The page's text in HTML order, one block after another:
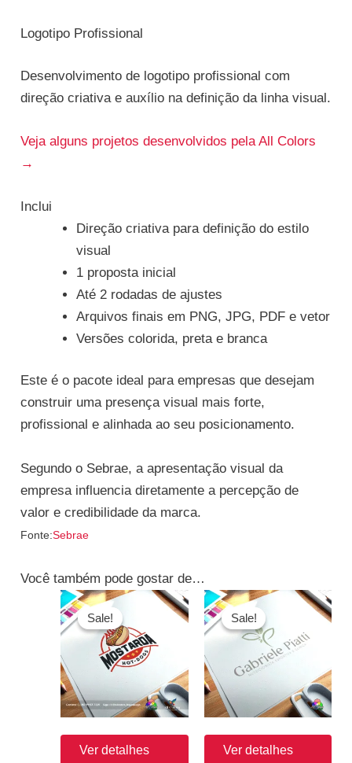
Logotipo Profissional
Desenvolvimento de logotipo profissional com
direção criativa e auxílio na definição da linha visual.
Veja alguns projetos desenvolvidos pela All Colors
→
Inclui
Direção criativa para definição do estilo
visual
1 proposta inicial
Até 2 rodadas de ajustes
Arquivos finais em PNG, JPG, PDF e vetor
Versões colorida, preta e branca
Este é o pacote ideal para empresas que desejam
construir uma presença visual mais forte,
profissional e alinhada ao seu posicionamento.
Segundo o Sebrae, a apresentação visual da
empresa influencia diretamente a percepção de
valor e credibilidade da marca.
Fonte:Sebrae
Você também pode gostar de…
Sale!
Sale!
Ver detalhes
O
preço
original
era:
R$ 390,00.
O
preço
atual
R$ 240,00.
Sale!
Sale!
Ver detalhes
O
original
era:
R$ 1.500,00.
O